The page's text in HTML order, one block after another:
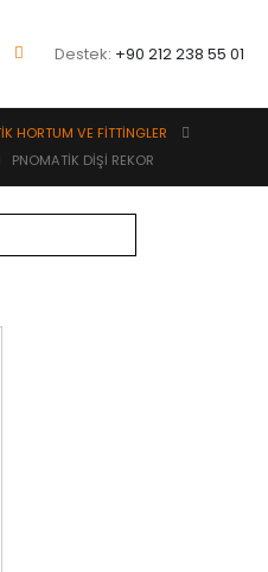
Destek: +90 212 238 55 01
HORTUM VE FİTTİNGLER
PNOMATİK DİŞİ REKOR